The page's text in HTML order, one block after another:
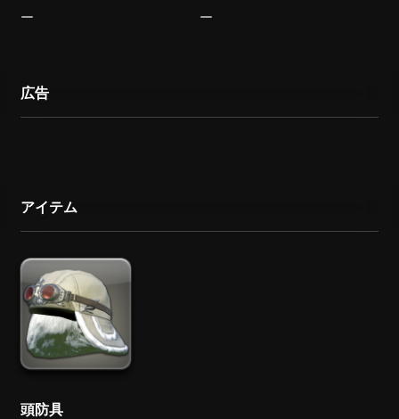
広告
アイテム
頭防具